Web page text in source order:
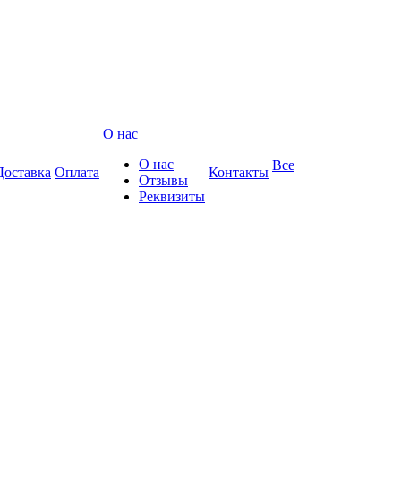
Оплата
О нас
О нас
Отзывы
Реквизиты
Контакты Все